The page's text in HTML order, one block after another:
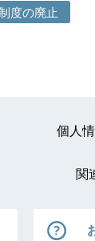
度の廃止
個人
関